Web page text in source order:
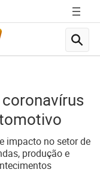
impacto no setor de
produção e